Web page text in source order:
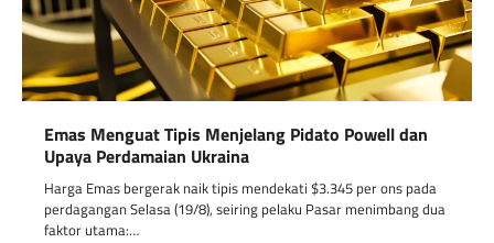
Emas Menguat Tipis Menjelang Pidato Powell dan
Upaya Perdamaian Ukraina
Harga Emas bergerak naik tipis mendekati $3.345 per ons pada
perdagangan Selasa (19/8), seiring pelaku Pasar menimbang dua
faktor utama:…